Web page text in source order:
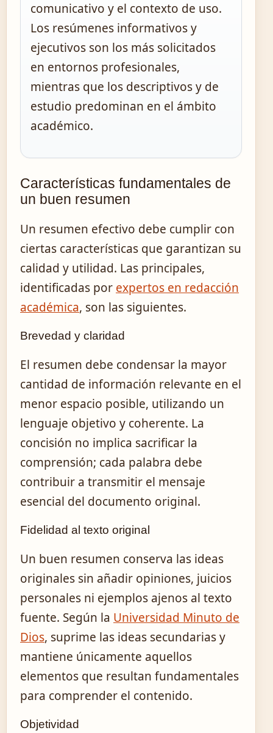
comunicativo y el contexto de uso.
Los resúmenes informativos y
ejecutivos son los más solicitados
en entornos profesionales,
mientras que los descriptivos y de
estudio predominan en el ámbito
académico.
Características fundamentales de
un buen resumen
Un resumen efectivo debe cumplir con
ciertas características que garantizan su
calidad y utilidad. Las principales,
identificadas por expertos en redacción
académica, son las siguientes.
Brevedad y claridad
El resumen debe condensar la mayor
cantidad de información relevante en el
menor espacio posible, utilizando un
lenguaje objetivo y coherente. La
concisión no implica sacrificar la
comprensión; cada palabra debe
contribuir a transmitir el mensaje
esencial del documento original.
Fidelidad al texto original
Un buen resumen conserva las ideas
originales sin añadir opiniones, juicios
personales ni ejemplos ajenos al texto
fuente. Según la Universidad Minuto de
Dios, suprime las ideas secundarias y
mantiene únicamente aquellos
elementos que resultan fundamentales
para comprender el contenido.
Objetividad